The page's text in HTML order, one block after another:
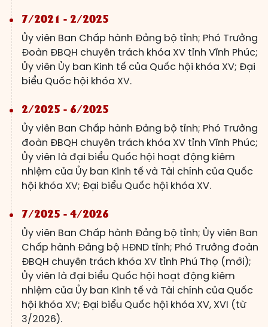
7/2021 - 2/2025
Ủy viên Ban Chấp hành Đảng bộ tỉnh; Phó Trưởng
Đoàn ĐBQH chuyên trách khóa XV tỉnh Vĩnh Phúc;
Ủy viên Ủy ban Kinh tế của Quốc hội khóa XV; Đại
biểu Quốc hội khóa XV.
2/2025 - 6/2025
Ủy viên Ban Chấp hành Đảng bộ tỉnh; Phó Trưởng
đoàn ĐBQH chuyên trách khóa XV tỉnh Vĩnh Phúc;
Ủy viên là đại biểu Quốc hội hoạt động kiêm
nhiệm của Ủy ban Kinh tế và Tài chính của Quốc
hội khóa XV; Đại biểu Quốc hội khóa XV.
7/2025 - 4/2026
Ủy viên Ban Chấp hành Đảng bộ tỉnh; Ủy viên Ban
Chấp hành Đảng bộ HĐND tỉnh; Phó Trưởng đoàn
ĐBQH chuyên trách khóa XV tỉnh Phú Thọ (mới);
Ủy viên là đại biểu Quốc hội hoạt động kiêm
nhiệm của Ủy ban Kinh tế và Tài chính của Quốc
hội khóa XV; Đại biểu Quốc hội khóa XV, XVI (từ
3/2026).